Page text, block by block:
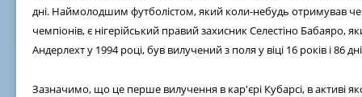
дні. Наймолодшим футболістом, який коли-небудь отримував
чемпіонів, є нігерійський правий захисник Селестіно Бабаяро,
Андерлехт у 1994 році, був вилучений з поля у віці 16 років і 86
Зазначимо, що це перше вилучення в кар'єрі Кубарсі, в активі